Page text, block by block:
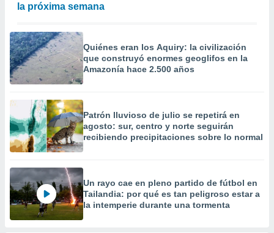
la próxima semana
Quiénes eran los Aquiry: la civilización
que construyó enormes geoglifos en la
Amazonía hace 2.500 años
Patrón lluvioso de julio se repetirá en
agosto: sur, centro y norte seguirán
recibiendo precipitaciones sobre lo normal
Un rayo cae en pleno partido de fútbol en
Tailandia: por qué es tan peligroso estar a
la intemperie durante una tormenta